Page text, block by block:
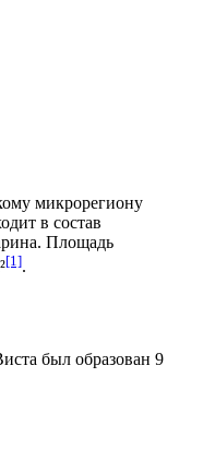
микрорегиону
в состав
. Площадь
[1].
был образован 9